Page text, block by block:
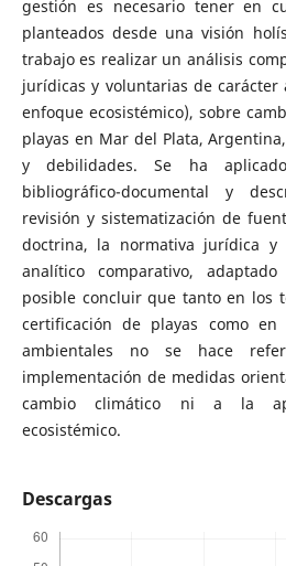
gestión es necesario tener en
planteados desde una visión
trabajo es realizar un análisis
jurídicas y voluntarias de
enfoque ecosistémico), sobre
playas en Mar del Plata,
y debilidades. Se ha
bibliográfico-documental y
revisión y sistematización de
doctrina, la normativa jurídica
analítico comparativo,
posible concluir que tanto en los
certificación de playas como en
ambientales no se hace
implementación de medidas
cambio climático ni a la
ecosistémico.
Descargas